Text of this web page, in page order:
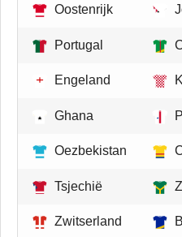
Oostenrijk
Portugal
Engeland
Ghana
Oezbekistan
Tsjechië
Zwitserland